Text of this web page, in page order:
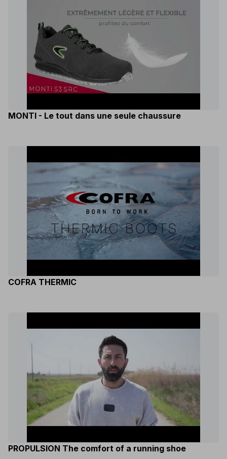
MONTI - Le tout dans une seule chaussure
COFRA THERMIC
PROPULSION The comfort of a running shoe